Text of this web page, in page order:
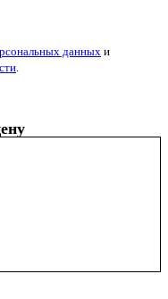
данных и